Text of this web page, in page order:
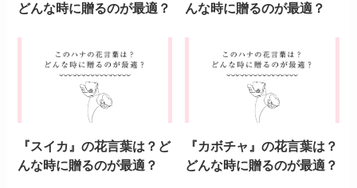
どんな時に贈るのが最適？
んな時に贈るのが最適？
『スイカ』の花言葉は？ど
んな時に贈るのが最適？
『カボチャ』の花言葉は？
どんな時に贈るのが最適？